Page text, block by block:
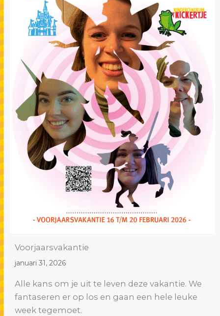
Voorjaarsvakantie
januari 31, 2026
Alle kans om je uit te leven deze vakantie. We
fantaseren er op los en gaan een hele leuke
week tegemoet.